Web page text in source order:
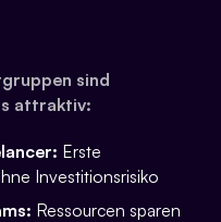
sind
attraktiv:
Erste
Investitionsrisiko
Ressourcen sparen